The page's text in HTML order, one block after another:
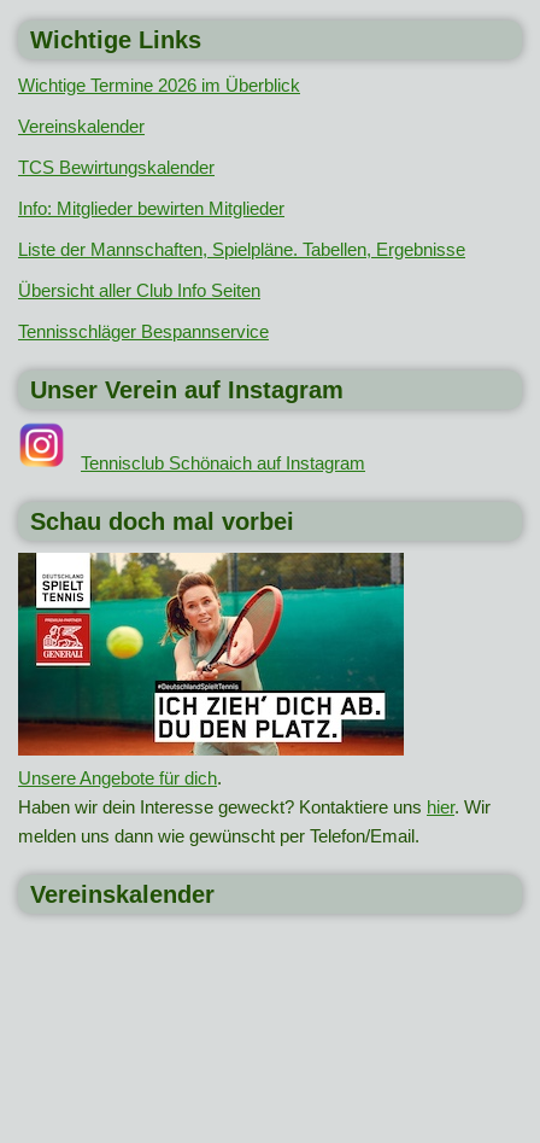
Wichtige Links
Wichtige Termine 2026 im Überblick
Vereinskalender
TCS Bewirtungskalender
Info: Mitglieder bewirten Mitglieder
Liste der Mannschaften, Spielpläne. Tabellen, Ergebnisse
Übersicht aller Club Info Seiten
Tennisschläger Bespannservice
Unser Verein auf Instagram
Tennisclub Schönaich auf Instagram
Schau doch mal vorbei
Unsere Angebote für dich.
Haben wir dein Interesse geweckt? Kontaktiere uns hier. Wir
melden uns dann wie gewünscht per Telefon/Email.
Vereinskalender